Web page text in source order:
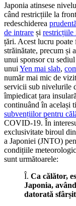
Japonia atinsese
când restricțiile la
redeschiderea prudentă
de intrare și restricțiile
țări. Acest lucru poate
străinătate, precum și a
unui sponsor cu
unui Yen mai slab,
număr mai mic de
servicii sub nivelurile
împiedicat țara
continuând în același
subvențiilor pentru
COVID-19. În
exclusivitate biroul
a Japoniei (JNTO)
condițiile
sunt următoarele:
Î. Ca călător,
Japonia,
datorată